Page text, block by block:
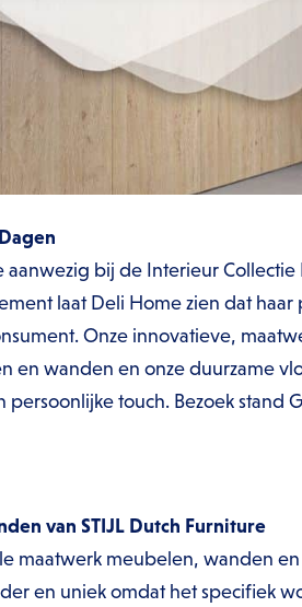
aanwezig bij de Interieur
laat Deli Home zien dat
Onze innovatieve,
en wanden en onze duurzame
touch. Bezoek stand
van STIJL Dutch Furniture
maatwerk meubelen, wanden
en uniek omdat het specifiek